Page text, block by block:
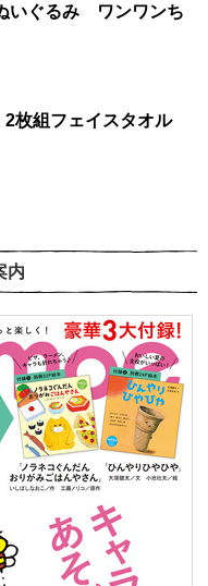
いぐるみ ワンワンち
枚組フェイスタオル
内